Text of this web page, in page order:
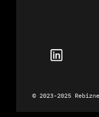
© 2023-2025